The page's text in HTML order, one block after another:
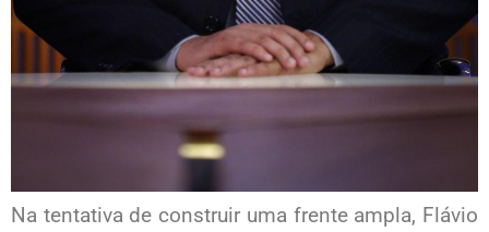
Na tentativa de construir uma frente ampla, Flávio